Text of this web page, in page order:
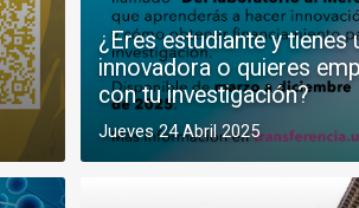
¿Eres estudiante y tienes
innovadora o quieres
con tu investigación?
Jueves 24 Abril 2025